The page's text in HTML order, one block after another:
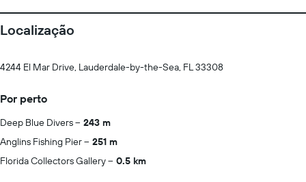
Localização
4244 El Mar Drive, Lauderdale-by-the-Sea, FL 33308
Por perto
Deep Blue Divers
243 m
Anglins Fishing Pier
251 m
Florida Collectors Gallery
0.5 km